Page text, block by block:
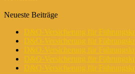
Neueste Beiträge
D&O-Versicherung für
D&O-Versicherung für
D&O-Versicherung für
D&O-Versicherung für
D&O-Versicherung für